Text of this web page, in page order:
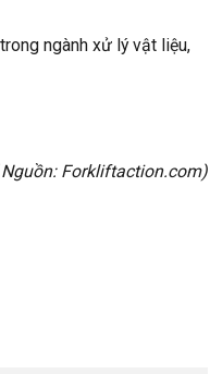
ngành xử lý vật liệu,
Forkliftaction.com)